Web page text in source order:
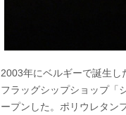
2003年にベルギーで誕生
フラッグシップショップ「
ープンした。ポリウレタ